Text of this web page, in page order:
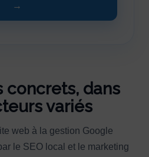
→
concrets, dans
variés
web à la gestion Google
le SEO local et le marketing